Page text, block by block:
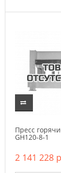
Пресс
GH120-8-1
2 141 228